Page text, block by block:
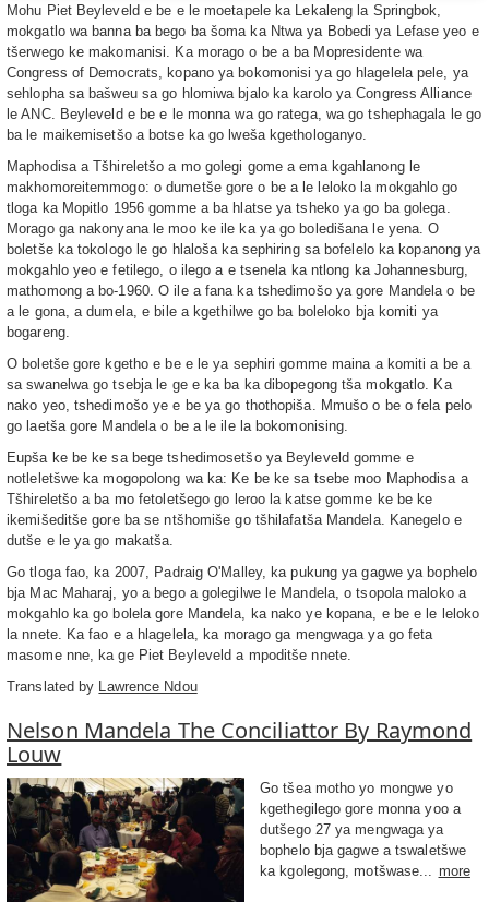
Mohu Piet Beyleveld e be e le moetapele ka Lekaleng la Springbok,
mokgatlo wa banna ba bego ba šoma ka Ntwa ya Bobedi ya Lefase yeo e
tšerwego ke makomanisi. Ka morago o be a ba Mopresidente wa
Congress of Democrats, kopano ya bokomonisi ya go hlagelela pele, ya
sehlopha sa bašweu sa go hlomiwa bjalo ka karolo ya Congress Alliance
le ANC. Beyleveld e be e le monna wa go ratega, wa go tshephagala le go
ba le maikemisetšo a botse ka go lweša kgethologanyo.
Maphodisa a Tšhireletšo a mo golegi gome a ema kgahlanong le
makhomoreitemmogo: o dumetše gore o be a le leloko la mokgahlo go
tloga ka Mopitlo 1956 gomme a ba hlatse ya tsheko ya go ba golega.
Morago ga nakonyana le moo ke ile ka ya go boledišana le yena. O
boletše ka tokologo le go hlaloša ka sephiring sa bofelelo ka kopanong ya
mokgahlo yeo e fetilego, o ilego a e tsenela ka ntlong ka Johannesburg,
mathomong a bo-1960. O ile a fana ka tshedimošo ya gore Mandela o be
a le gona, a dumela, e bile a kgethilwe go ba boleloko bja komiti ya
bogareng.
O boletše gore kgetho e be e le ya sephiri gomme maina a komiti a be a
sa swanelwa go tsebja le ge e ka ba ka dibopegong tša mokgatlo. Ka
nako yeo, tshedimošo ye e be ya go thothopiša. Mmušo o be o fela pelo
go laetša gore Mandela o be a le ile la bokomonising.
Eupša ke be ke sa bege tshedimosetšo ya Beyleveld gomme e
notleletšwe ka mogopolong wa ka: Ke be ke sa tsebe moo Maphodisa a
Tšhireletšo a ba mo fetoletšego go leroo la katse gomme ke be ke
ikemišeditše gore ba se ntšhomiše go tšhilafatša Mandela. Kanegelo e
dutše e le ya go makatša.
Go tloga fao, ka 2007, Padraig O'Malley, ka pukung ya gagwe ya bophelo
bja Mac Maharaj, yo a bego a golegilwe le Mandela, o tsopola maloko a
mokgahlo ka go bolela gore Mandela, ka nako ye kopana, e be e le leloko
la nnete. Ka fao e a hlagelela, ka morago ga mengwaga ya go feta
masome nne, ka ge Piet Beyleveld a mpoditše nnete.
Translated by
Lawrence Ndou
Nelson Mandela The Conciliattor By Raymond
Louw
Go tšea motho yo mongwe yo
kgethegilego gore monna yoo a
dutšego 27 ya mengwaga ya
bophelo bja gagwe a tswaletšwe
ka kgolegong, motšwase...
more